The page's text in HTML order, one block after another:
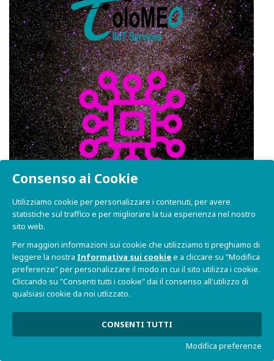
Production Management System
Consenso ai Cookie
Utilizziamo cookie per personalizzare i contenuti, per avere
statistiche sul traffico e per migliorare la tua esperienza nel nostro
sito web.
Per maggiori informazioni sui cookie che utilizziamo ti preghiamo di
leggere la nostra Informativa sui cookiee a cliccare su "Modifica
preferenze" per personalizzare il modo in cui il sito utilizza i cookie.
Cliccando su "Consenti tutti i cookie" dai il consenso all'utilizzo di
qualsiasi cookie da noi utlizzato.
CONSENTI TUTTI
Modifica preferenze